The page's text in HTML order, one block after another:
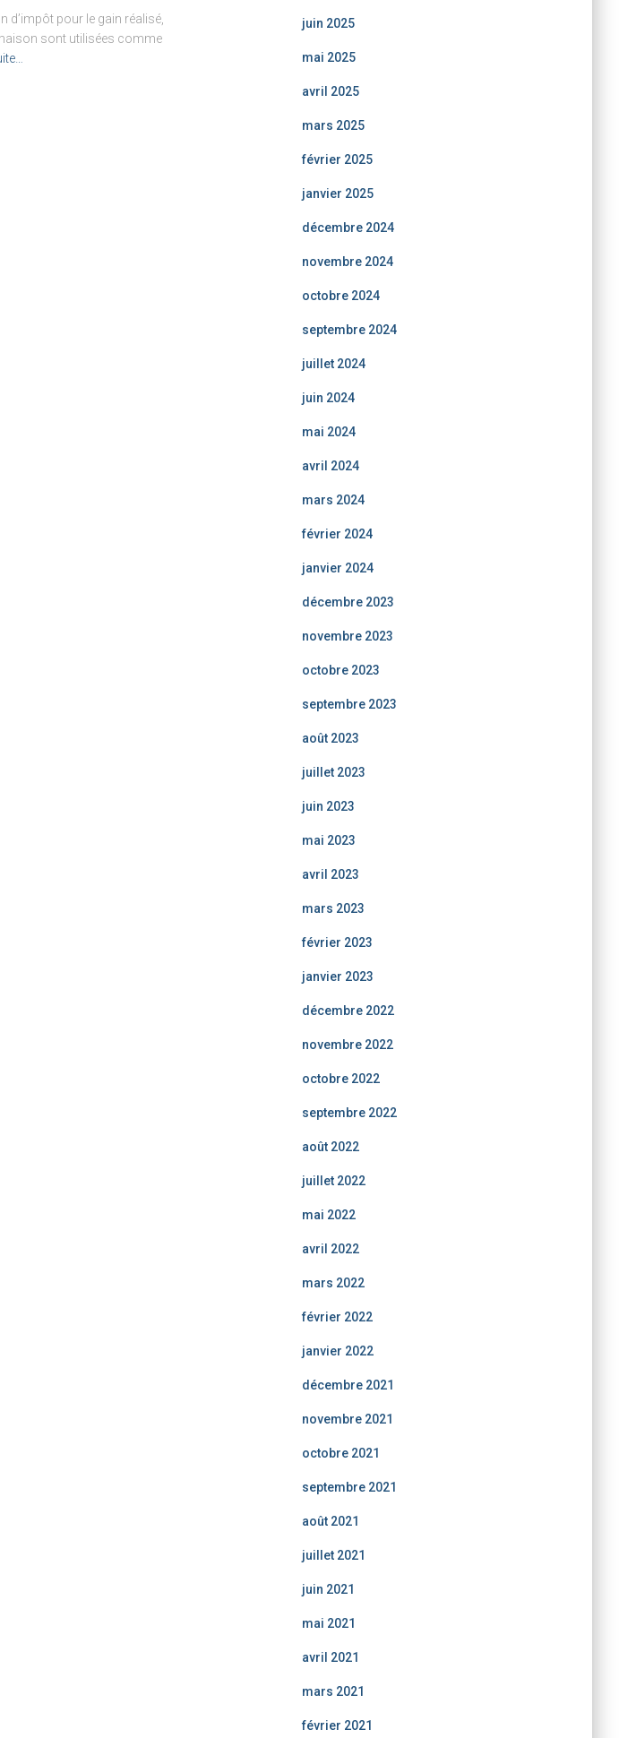
d’impôt pour le gain réalisé,
sont utilisées comme
juin 2025
mai 2025
avril 2025
mars 2025
février 2025
janvier 2025
décembre 2024
novembre 2024
octobre 2024
septembre 2024
juillet 2024
juin 2024
mai 2024
avril 2024
mars 2024
février 2024
janvier 2024
décembre 2023
novembre 2023
octobre 2023
septembre 2023
août 2023
juillet 2023
juin 2023
mai 2023
avril 2023
mars 2023
février 2023
janvier 2023
décembre 2022
novembre 2022
octobre 2022
septembre 2022
août 2022
juillet 2022
mai 2022
avril 2022
mars 2022
février 2022
janvier 2022
décembre 2021
novembre 2021
octobre 2021
septembre 2021
août 2021
juillet 2021
juin 2021
mai 2021
avril 2021
mars 2021
février 2021